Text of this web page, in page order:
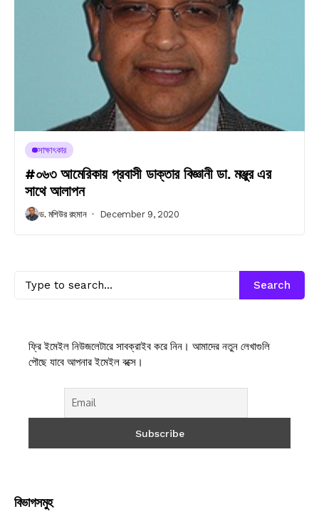
সাক্ষাৎকার
#০৬৩ আমেরিকায় প্রবাসী ডাক্তার বিজ্ঞানী ডা. মঞ্জুর এর
সাথে আলাপন
ড. মশিউর রহমান December 9, 2020
Search
ফ্রি ইমেইল নিউজলেটারে সাবক্রাইব করে নিন। আমাদের নতুন লেখাগুলি
পৌছে যাবে আপনার ইমেইল বক্সে।
বিভাগসমুহ